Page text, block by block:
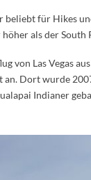
beliebt für Hikes
als der
von Las Vegas
an. Dort wurde
Indianer